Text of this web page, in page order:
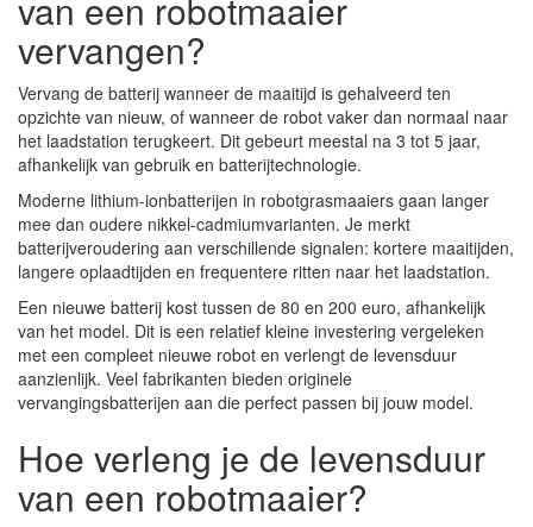
vervangen?
Vervang de batterij wanneer de maaitijd is gehalveerd ten
opzichte van nieuw, of wanneer de robot vaker dan normaal naar
het laadstation terugkeert. Dit gebeurt meestal na 3 tot 5 jaar,
afhankelijk van gebruik en batterijtechnologie.
Moderne lithium-ionbatterijen in robotgrasmaaiers gaan langer
mee dan oudere nikkel-cadmiumvarianten. Je merkt
batterijveroudering aan verschillende signalen: kortere maaitijden,
langere oplaadtijden en frequentere ritten naar het laadstation.
Een nieuwe batterij kost tussen de 80 en 200 euro, afhankelijk
van het model. Dit is een relatief kleine investering vergeleken
met een compleet nieuwe robot en verlengt de levensduur
aanzienlijk. Veel fabrikanten bieden originele
vervangingsbatterijen aan die perfect passen bij jouw model.
Hoe verleng je de levensduur
van een robotmaaier?